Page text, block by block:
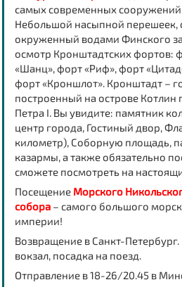
самых современных
Небольшой насыпной перешеек,
окруженный водами Финского
осмотр Кронштадтских фортов:
«Шанц», форт «Риф», форт
форт «Кроншлот». Кронштадт –
построенный на острове Котлин
Петра I. Вы увидите: памятник
центр города, Гостиный двор,
километр), Соборную площадь,
казармы, а также обязательно
сможете посмотреть на
Посещение Морского
собора– самого большого
империи!
Возвращение в Санкт-
вокзал, посадка на поезд.
Отправление в 18-26/20.45 в